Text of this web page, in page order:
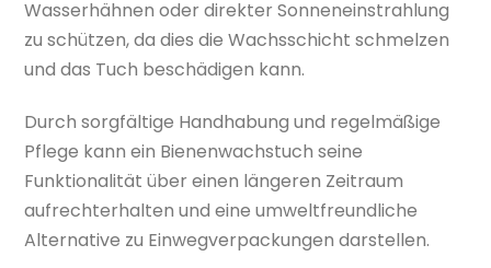
Wasserhähnen oder direkter Sonneneinstrahlung
zu schützen, da dies die Wachsschicht schmelzen
und das Tuch beschädigen kann.
Durch sorgfältige Handhabung und regelmäßige
Pflege kann ein Bienenwachstuch seine
Funktionalität über einen längeren Zeitraum
aufrechterhalten und eine umweltfreundliche
Alternative zu Einwegverpackungen darstellen.